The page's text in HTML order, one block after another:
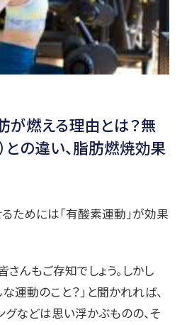
燃える理由とは？無
との違い、脂肪燃焼効果
ためには「有酸素運動」が効果
んもご存知でしょう。しかし
運動のこと？」と聞かれれば、
グなどは思い浮かぶものの、そ